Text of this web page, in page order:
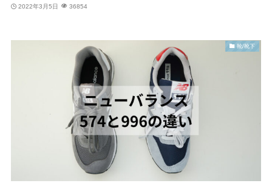
2022年3月5日 36854
靴/靴下